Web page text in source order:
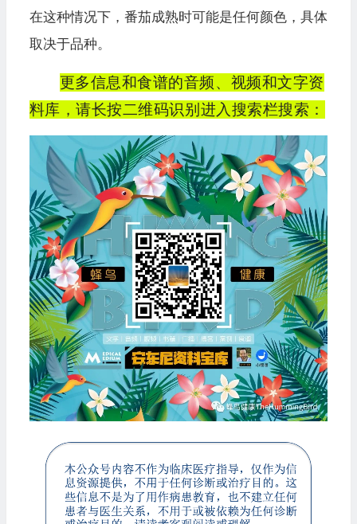
在这种情况下， 番茄成熟时可能是任何颜色，具体
取决于品种。
更多信息和食谱的音频、视频和文字资
料库，请长按二维码识别进入搜索栏搜索：